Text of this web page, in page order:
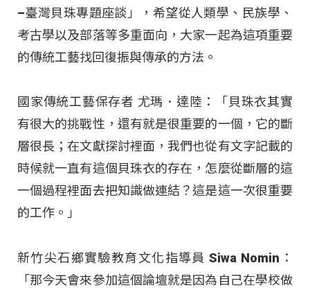
–臺灣貝珠專題座談」，希望從人類學、民族學、
考古學以及部落等多重面向，大家一起為這項重要
的傳統工藝找回復振與傳承的方法。
國家傳統工藝保存者 尤瑪．達陸：「貝珠衣其實
有很大的挑戰性，還有就是很重要的一個，它的斷
層很長；在文獻探討裡面，我們也從有文字記載的
時候就一直有這個貝珠衣的存在，怎麼從斷層的這
一個過程裡面去把知識做連結？這是這一次很重要
的工作。」
新竹尖石鄉實驗教育文化指導員 Siwa Nomin：
「那今天會來參加這個論壇就是因為自己在學校做